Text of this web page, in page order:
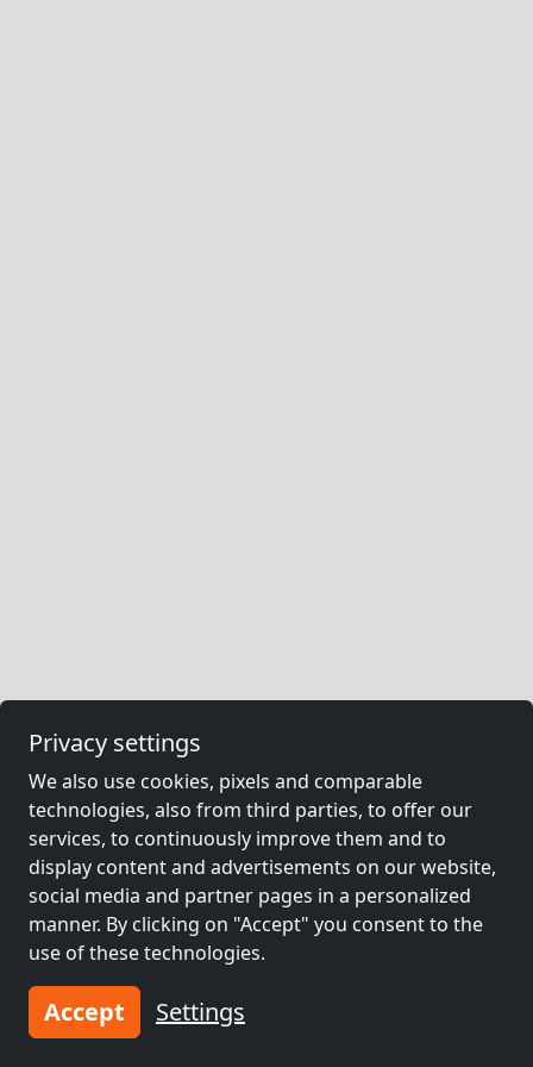
Privacy settings
We also use cookies, pixels and comparable
technologies, also from third parties, to offer our
services, to continuously improve them and to
display content and advertisements on our website,
social media and partner pages in a personalized
manner. By clicking on "Accept" you consent to the
use of these technologies.
Accept Settings